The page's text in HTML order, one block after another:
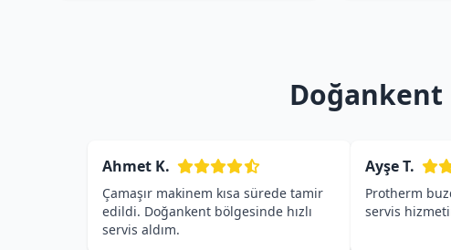
Doğankent
Ahmet K.
Çamaşır makinem kısa sürede tamir
edildi. Doğankent bölgesinde hızlı
servis aldım.
Ayşe T.
Protherm
servis